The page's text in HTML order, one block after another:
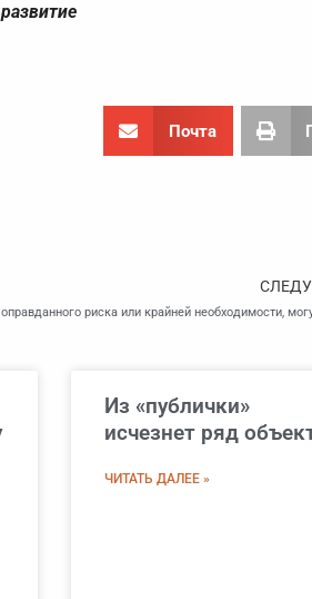
Почта
Из «публички»
исчезнет ряд
ЧИТАТЬ ДАЛЕЕ »